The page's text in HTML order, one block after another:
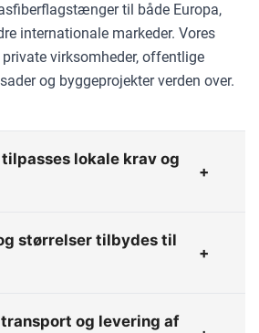
til både Europa,
internationale markeder. Vores
virksomheder, offentlige
og byggeprojekter verden over.
lokale krav og
størrelser tilbydes til
og levering af